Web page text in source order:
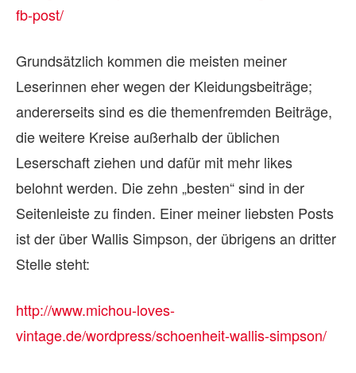
fb-post/
Grundsätzlich kommen die meisten meiner
Leserinnen eher wegen der Kleidungsbeiträge;
andererseits sind es die themenfremden Beiträge,
die weitere Kreise außerhalb der üblichen
Leserschaft ziehen und dafür mit mehr likes
belohnt werden. Die zehn „besten“ sind in der
Seitenleiste zu finden. Einer meiner liebsten Posts
ist der über Wallis Simpson, der übrigens an dritter
Stelle steht:
http://www.michou-loves-
vintage.de/wordpress/schoenheit-wallis-simpson/